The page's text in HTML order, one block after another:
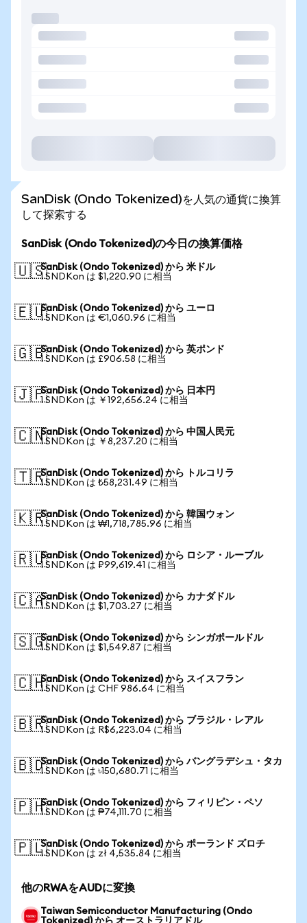
SanDisk (Ondo Tokenized)を人気の通貨に換算
して探索する
SanDisk (Ondo Tokenized)の今日の換算価格
🇺🇸SanDisk (Ondo Tokenized) から 米ドル
1 SNDKon は $1,220.90 に相当
🇪🇺SanDisk (Ondo Tokenized) から ユーロ
1 SNDKon は €1,060.96 に相当
🇬🇧SanDisk (Ondo Tokenized) から 英ポンド
1 SNDKon は £906.58 に相当
🇯🇵SanDisk (Ondo Tokenized) から 日本円
1 SNDKon は ￥192,656.24 に相当
🇨🇳SanDisk (Ondo Tokenized) から 中国人民元
1 SNDKon は ￥8,237.20 に相当
🇹🇷SanDisk (Ondo Tokenized) から トルコリラ
1 SNDKon は ₺58,231.49 に相当
🇰🇷SanDisk (Ondo Tokenized) から 韓国ウォン
1 SNDKon は ₩1,718,785.96 に相当
🇷🇺SanDisk (Ondo Tokenized) から ロシア・ルーブル
1 SNDKon は ₽99,619.41 に相当
🇨🇦SanDisk (Ondo Tokenized) から カナダドル
1 SNDKon は $1,703.27 に相当
🇸🇬SanDisk (Ondo Tokenized) から シンガポールドル
1 SNDKon は $1,549.87 に相当
🇨🇭SanDisk (Ondo Tokenized) から スイスフラン
1 SNDKon は CHF 986.64 に相当
🇧🇷SanDisk (Ondo Tokenized) から ブラジル・レアル
1 SNDKon は R$6,223.04 に相当
🇧🇩SanDisk (Ondo Tokenized) から バングラデシュ・タカ
1 SNDKon は ৳150,680.71 に相当
🇵🇭SanDisk (Ondo Tokenized) から フィリピン・ペソ
1 SNDKon は ₱74,111.70 に相当
🇵🇱SanDisk (Ondo Tokenized) から ポーランド ズロチ
1 SNDKon は zł 4,535.84 に相当
他のRWAをAUDに変換
Taiwan Semiconductor Manufacturing (Ondo
Tokenized) から オーストラリアドル